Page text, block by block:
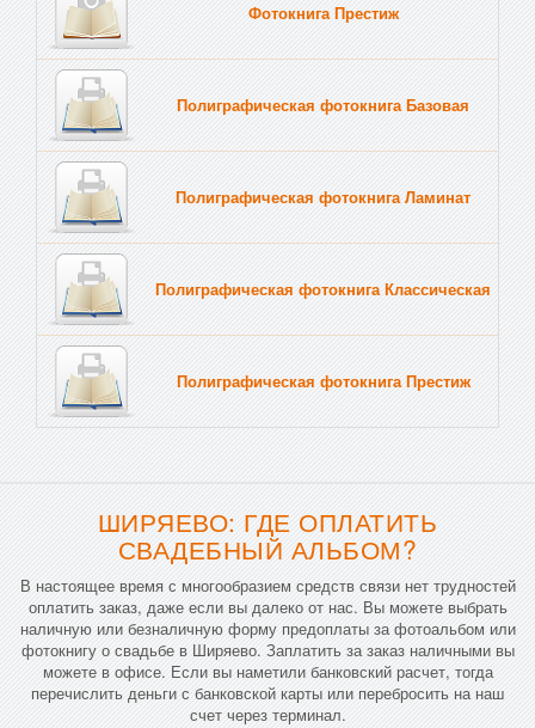
Фотокнига Престиж
Полиграфическая фотокнига Базовая
Полиграфическая фотокнига Ламинат
Полиграфическая фотокнига Классическая
Полиграфическая фотокнига Престиж
ШИРЯЕВО: ГДЕ ОПЛАТИТЬ
СВАДЕБНЫЙ АЛЬБОМ?
В настоящее время с многообразием средств связи нет трудностей
оплатить заказ, даже если вы далеко от нас. Вы можете выбрать
наличную или безналичную форму предоплаты за фотоальбом или
фотокнигу о свадьбе в Ширяево. Заплатить за заказ наличными вы
можете в офисе. Если вы наметили банковский расчет, тогда
перечислить деньги с банковской карты или перебросить на наш
счет через терминал.